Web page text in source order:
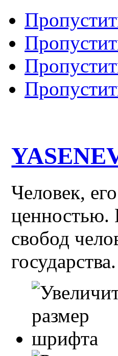
Человек,
ценностью.
свобод